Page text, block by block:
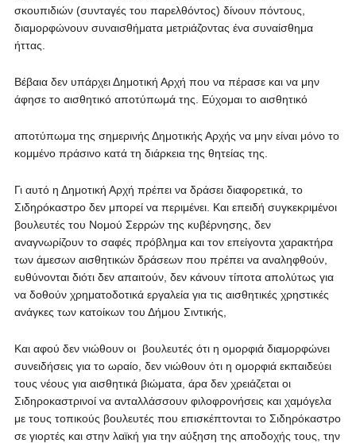
σκουπιδιών (συνταγές του παρελθόντος) δίνουν πόντους,
διαμορφώνουν συναισθήματα μετριάζοντας ένα συναίσθημα
ήττας.
Βέβαια δεν υπάρχει Δημοτική Αρχή που να πέρασε και να μην
άφησε το αισθητικό αποτύπωμά της. Εύχομαι το αισθητικό
αποτύπωμα της σημερινής Δημοτικής Αρχής να μην είναι μόνο το
κομμένο πράσινο κατά τη διάρκεια της θητείας της.
Γι αυτό η Δημοτική Αρχή πρέπει να δράσει διαφορετικά, το
Σιδηρόκαστρο δεν μπορεί να περιμένει. Και επειδή συγκεκριμένοι
βουλευτές του Νομού Σερρών της κυβέρνησης, δεν
αναγνωρίζουν το σαφές πρόβλημα και τον επείγοντα χαρακτήρα
των άμεσων αισθητικών δράσεων που πρέπει να αναληφθούν,
ευθύνονται διότι δεν απαιτούν, δεν κάνουν τίποτα απολύτως για
να δοθούν χρηματοδοτικά εργαλεία για τις αισθητικές χρηστικές
ανάγκες των κατοίκων του Δήμου Σιντικής,
Και αφού δεν νιώθουν οι βουλευτές ότι η ομορφιά διαμορφώνει
συνειδήσεις για το ωραίο, δεν νιώθουν ότι η ομορφιά εκπαιδεύει
τους νέους για αισθητικά βιώματα, άρα δεν χρειάζεται οι
Σιδηροκαστρινοί να ανταλλάσσουν φιλοφρονήσεις και χαμόγελα
με τους τοπικούς βουλευτές που επισκέπτονται το Σιδηρόκαστρο
σε γιορτές και στην λαϊκή για την αύξηση της αποδοχής τους, την